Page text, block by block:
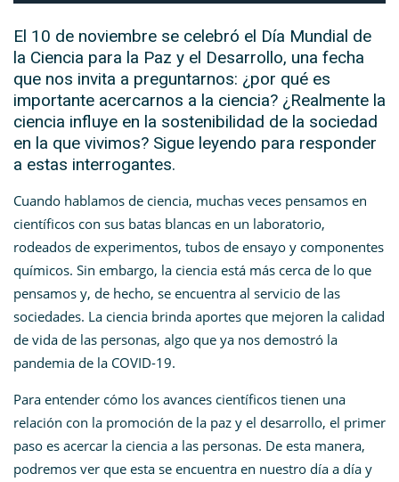
El 10 de noviembre se celebró el Día Mundial de
la Ciencia para la Paz y el Desarrollo, una fecha
que nos invita a preguntarnos: ¿por qué es
importante acercarnos a la ciencia? ¿Realmente la
ciencia influye en la sostenibilidad de la sociedad
en la que vivimos? Sigue leyendo para responder
a estas interrogantes.
Cuando hablamos de ciencia, muchas veces pensamos en
científicos con sus batas blancas en un laboratorio,
rodeados de experimentos, tubos de ensayo y componentes
químicos. Sin embargo, la ciencia está más cerca de lo que
pensamos y, de hecho, se encuentra al servicio de las
sociedades. La ciencia brinda aportes que mejoren la calidad
de vida de las personas, algo que ya nos demostró la
pandemia de la COVID-19.
Para entender cómo los avances científicos tienen una
relación con la promoción de la paz y el desarrollo, el primer
paso es acercar la ciencia a las personas. De esta manera,
podremos ver que esta se encuentra en nuestro día a día y